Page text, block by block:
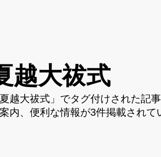
越大祓式
越大祓式」でタグ付けされた記
内、便利な情報が3件掲載されて